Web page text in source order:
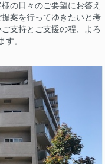
の日々のご要望にお答え
案を行ってゆきたいと考
支持とご支援の程、よろ
す。